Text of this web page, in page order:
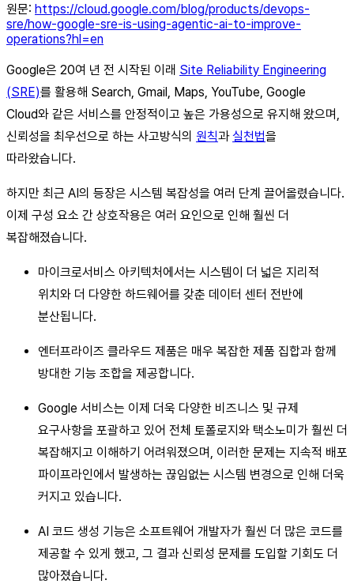
원문: https://cloud.google.com/blog/products/devops-
sre/how-google-sre-is-using-agentic-ai-to-improve-
operations?hl=en
Google은 20여 년 전 시작된 이래 Site Reliability Engineering
(SRE)를 활용해 Search, Gmail, Maps, YouTube, Google
Cloud와 같은 서비스를 안정적이고 높은 가용성으로 유지해 왔으며,
신뢰성을 최우선으로 하는 사고방식의 원칙과실천법을
따라왔습니다.
하지만 최근 AI의 등장은 시스템 복잡성을 여러 단계 끌어올렸습니다.
이제 구성 요소 간 상호작용은 여러 요인으로 인해 훨씬 더
복잡해졌습니다.
마이크로서비스 아키텍처에서는 시스템이 더 넓은 지리적
위치와 더 다양한 하드웨어를 갖춘 데이터 센터 전반에
분산됩니다.
엔터프라이즈 클라우드 제품은 매우 복잡한 제품 집합과 함께
방대한 기능 조합을 제공합니다.
Google 서비스는 이제 더욱 다양한 비즈니스 및 규제
요구사항을 포괄하고 있어 전체 토폴로지와 택소노미가 훨씬 더
복잡해지고 이해하기 어려워졌으며, 이러한 문제는 지속적 배포
파이프라인에서 발생하는 끊임없는 시스템 변경으로 인해 더욱
커지고 있습니다.
AI 코드 생성 기능은 소프트웨어 개발자가 훨씬 더 많은 코드를
제공할 수 있게 했고, 그 결과 신뢰성 문제를 도입할 기회도 더
많아졌습니다.